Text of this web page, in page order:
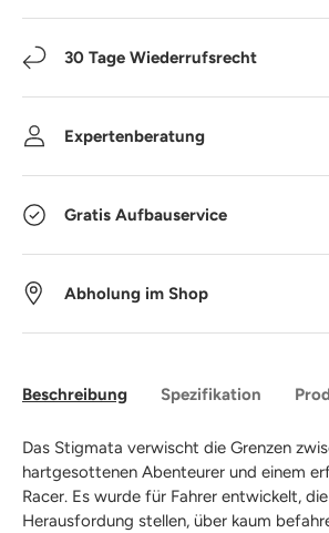
30 Tage Wiederrufsrecht
Expertenberatung
Gratis Aufbauservice
Abholung im Shop
Beschreibung Spezifikation
Das Stigmata verwischt die Grenzen
hartgesottenen Abenteurer und einem
Racer. Es wurde für Fahrer entwickelt,
Herausfordung stellen, über kaum